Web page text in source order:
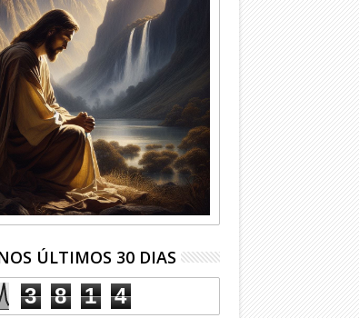
ÚLTIMOS 30 DIAS
3 8 1 4